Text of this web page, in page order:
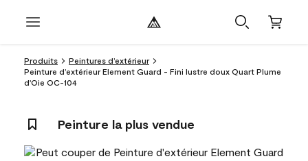
Produits
Peintures d’extérieur
Peinture d’extérieur Element Guard - Fini lustre doux Quart Plume
d'Oie OC-104
Peinture la plus vendue